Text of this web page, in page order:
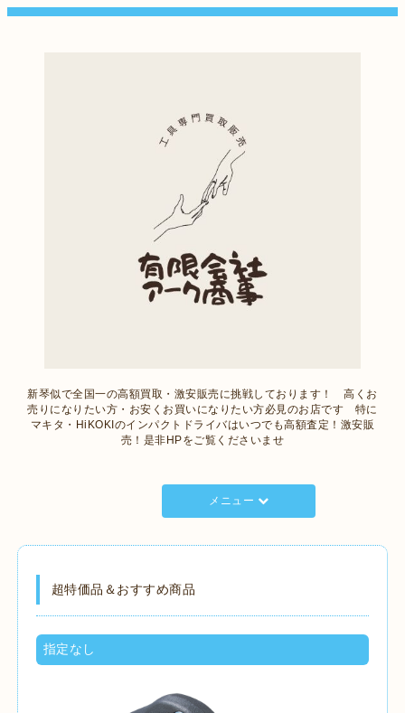
新琴似で全国一の高額買取・激安販売に挑戦しております！ 高くお
売りになりたい方・お安くお買いになりたい方必見のお店です 特に
マキタ・HiKOKIのインパクトドライバはいつでも高額査定！激安販
売！是非HPをご覧くださいませ
メニュー
超特価品＆おすすめ商品
指定なし